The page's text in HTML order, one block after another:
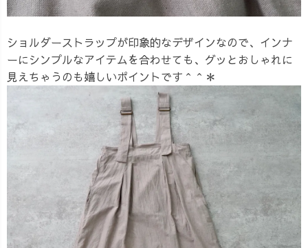
ショルダーストラップが印象的なデザインなので、インナ
ーにシンプルなアイテムを合わせても、グッとおしゃれに
見えちゃうのも嬉しいポイントです＾＾＊